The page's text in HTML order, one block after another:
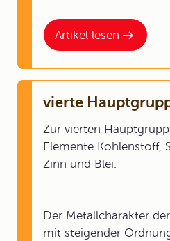
Artikel lesen
vierte
Zur vierten
Elemente Kohlenstoff,
Zinn und Blei.
Der Metallcharakter
mit steigender